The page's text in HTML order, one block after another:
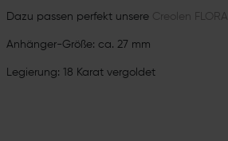
Dazu passen perfekt unsere Creolen FLORA
Anhänger-Größe: ca. 27 mm
Legierung: 18 Karat vergoldet